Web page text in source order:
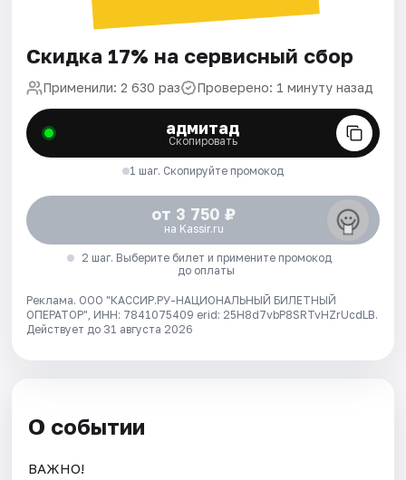
Скидка 17% на сервисный сбор
Применили: 2 630 раз Проверено: 1 минуту назад
адмитад
Скопировать
1 шаг. Скопируйте промокод
от 3 750 ₽
на Kassir.ru
2 шаг. Выберите билет и примените промокод
до оплаты
Реклама. ООО "КАССИР.РУ-НАЦИОНАЛЬНЫЙ БИЛЕТНЫЙ
ОПЕРАТОР", ИНН: 7841075409 erid: 25H8d7vbP8SRTvHZrUcdLB.
Действует до 31 августа 2026
О событии
ВАЖНО!